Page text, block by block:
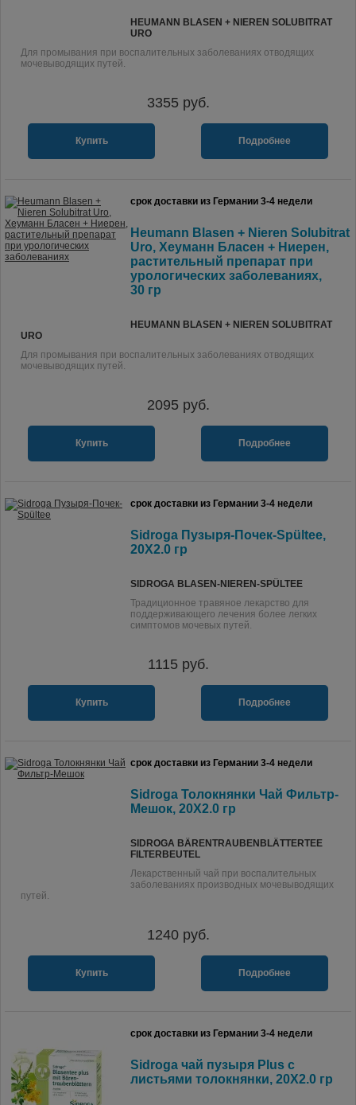
HEUMANN BLASEN + NIEREN SOLUBITRAT
URO
Для промывания при воспалительных заболеваниях отводящих
мочевыводящих путей.
3355 руб.
Купить Подробнее
срок доставки из Германии 3-4 недели
Heumann Blasen + Nieren Solubitrat
Uro, Хеуманн Бласен + Ниерен,
растительный препарат при
урологических заболеваниях,
30 гр
HEUMANN BLASEN + NIEREN SOLUBITRAT
URO
Для промывания при воспалительных заболеваниях отводящих
мочевыводящих путей.
2095 руб.
Купить Подробнее
срок доставки из Германии 3-4 недели
Sidroga Пузыря-Почек-Spültee,
20X2.0 гр
SIDROGA BLASEN-NIEREN-SPÜLTEE
Традиционное травяное лекарство для
поддерживающего лечения более легких
симптомов мочевых путей.
1115 руб.
Купить Подробнее
срок доставки из Германии 3-4 недели
Sidroga Толокнянки Чай Фильтр-
Мешок, 20X2.0 гр
SIDROGA BÄRENTRAUBENBLÄTTERTEE
FILTERBEUTEL
Лекарственный чай при воспалительных
заболеваниях производных мочевыводящих
путей.
1240руб.
Купить Подробнее
срок доставки из Германии 3-4 недели
Sidroga чай пузыря Plus с
листьями толокнянки, 20X2.0 гр